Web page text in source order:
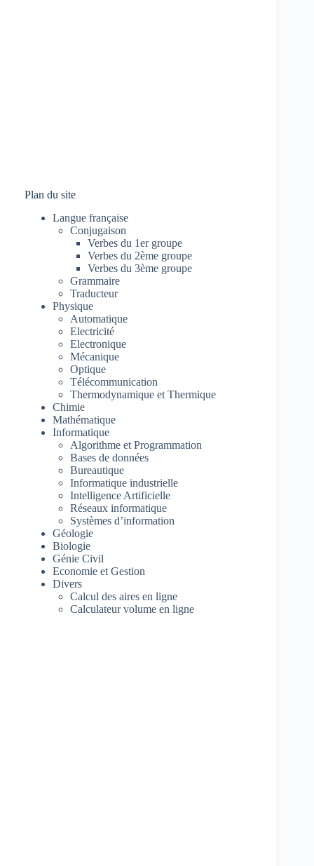
Plan du site
Langue française
Conjugaison
Verbes du 1er groupe
Verbes du 2ème groupe
Verbes du 3ème groupe
Grammaire
Traducteur
Physique
Automatique
Electricité
Electronique
Mécanique
Optique
Télécommunication
Thermodynamique et Thermique
Chimie
Mathématique
Informatique
Algorithme et Programmation
Bases de données
Bureautique
Informatique industrielle
Intelligence Artificielle
Réseaux informatique
Systèmes d’information
Géologie
Biologie
Génie Civil
Economie et Gestion
Divers
Calcul des aires en ligne
Calculateur volume en ligne